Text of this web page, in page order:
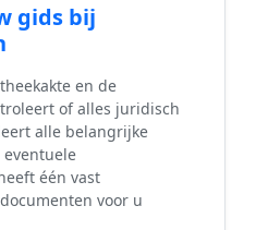
gids bij
en de
of alles juridisch
alle belangrijke
eventuele
één vast
voor u